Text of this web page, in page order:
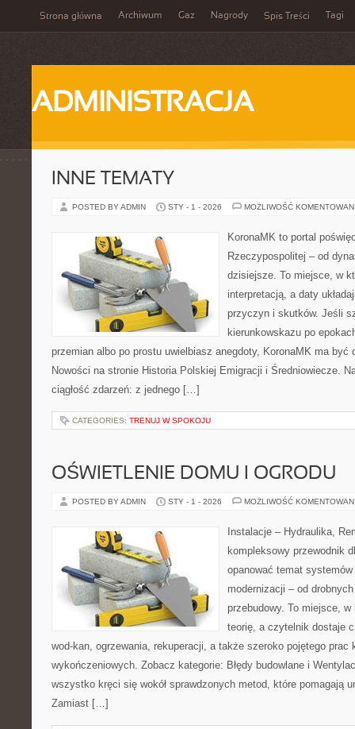
Strona główna Archiwum Gaz Nagrody Spis Treści Tagi
ADMINISTRACJA
INNE TEMATY
POSTED BY ADMIN STY - 1 - 2026 MOŻLIWOŚĆ
KoronaMK to portal
Rzeczypospolitej – od
dzisiejsze. To miejsce, w
interpretacją, a daty
przyczyn i skutków. Jeśli
kierunkowskazu po
przemian albo po prostu uwielbiasz anegdoty, KoronaMK ma być
Nowości na stronie Historia Polskiej Emigracji i Średniowiecze.
ciągłość zdarzeń: z jednego […]
CATEGORIES: TRENUJ W SPOKOJU
OŚWIETLENIE DOMU I OGRODU
POSTED BY ADMIN STY - 1 - 2026 MOŻLIWOŚĆ
Instalacje – Hydraulika,
kompleksowy przewodnik
opanować temat
modernizacji – od
przebudowy. To miejsce,
teorię, a czytelnik dostaje
wod-kan, ogrzewania, rekuperacji, a także szeroko pojętego prac
wykończeniowych. Zobacz kategorie: Błędy budowlane i
wszystko kręci się wokół sprawdzonych metod, które pomagają
Zamiast […]